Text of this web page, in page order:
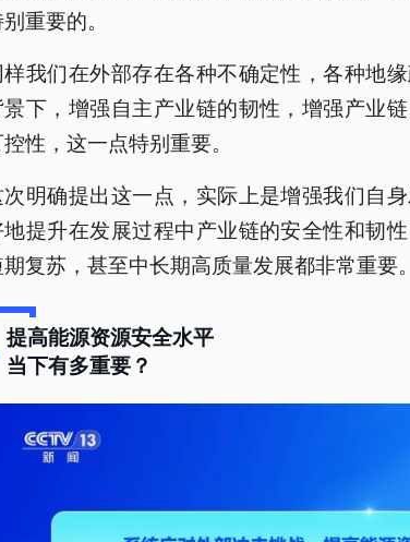
重要的。
样我们在外部存在各种不确定性，各种地
下，增强自主产业链的韧性，增强产业链
性，这一点特别重要。
明确提出这一点，实际上是增强我们自
提升在发展过程中产业链的安全性和韧
复苏，甚至中长期高质量发展都非常重要。
提高能源资源安全水平
当下有多重要？